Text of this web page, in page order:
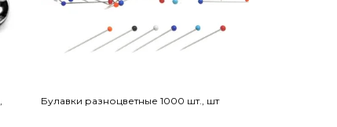
Булавки разноцветные 1000 шт., шт